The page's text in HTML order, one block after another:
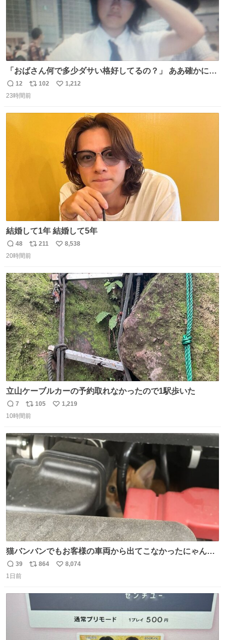
「おばさん何で多少ダサい格好してるの？」 ああ確かに多
少ダサいな。君達が大人になる時にはこんな格好しなくて
済むと良いな
返
信
12
リ
ポ
102
い
1,212
23時間前
結婚して1年 結婚して5年
返
信
48
リ
ポ
ト
数
211
い
数
8,538
20時間前
立山ケーブルカーの予約取れなかったので1駅歩いた
返
信
7
リ
ポ
ト
数
105
い
数
1,219
10時間前
猫バンバンでもお客様の車両から出てこなかったにゃんこ
🐈 救出しようとした工場長が腕を引っ掻かれ、ぱんぱんに
膨れ上がり、傷だらけ血だらけになりながらも何とか救出
返
信
39
リ
ト
数
864
い
8,074
1日前